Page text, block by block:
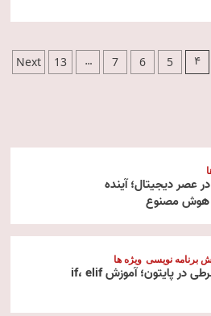
4
5
6
7
…
13
Next
در عصر دیجیتال؛ آینده
هوش مصنوع
برنامه نویسی ویژه ها
دستورات شرطی در پایتون؛ آموزش if، elif